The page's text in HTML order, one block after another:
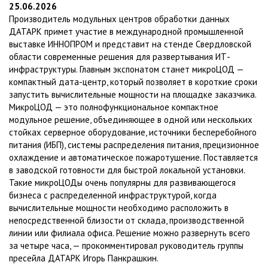
25.06.2026
Производитель модульных центров обработки данных
ДАТАРК примет участие в международной промышленной
выставке ИННОПРОМ и представит на стенде Свердловской
области современные решения для развертывания ИТ-
инфраструктуры. Главным экспонатом станет микроЦОД —
компактный дата-центр, который позволяет в короткие сроки
запустить вычислительные мощности на площадке заказчика.
МикроЦОД — это полнофункциональное компактное
модульное решение, объединяющее в одной или нескольких
стойках серверное оборудование, источники бесперебойного
питания (ИБП), системы распределения питания, прецизионное
охлаждение и автоматическое пожаротушение. Поставляется
в заводской готовности для быстрой локальной установки.
Такие микроЦОДы очень популярны для развивающегося
бизнеса с распределенной инфраструктурой, когда
вычислительные мощности необходимо расположить в
непосредственной близости от склада, производственной
линии или филиала офиса. Решение можно развернуть всего
за четыре часа, — прокомментировал руководитель группы
пресейла ДАТАРК Игорь Панкрашкин.